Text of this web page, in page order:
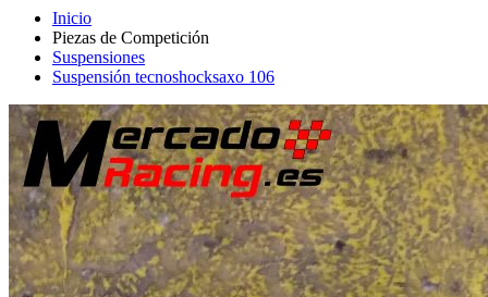
Piezas de Competición
Suspensiones
Suspensión tecnoshocksaxo 106